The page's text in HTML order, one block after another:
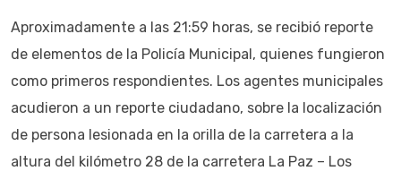
Aproximadamente a las 21:59 horas, se recibió reporte
de elementos de la Policía Municipal, quienes fungieron
como primeros respondientes. Los agentes municipales
acudieron a un reporte ciudadano, sobre la localización
de persona lesionada en la orilla de la carretera a la
altura del kilómetro 28 de la carretera La Paz – Los